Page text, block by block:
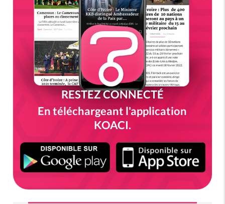
RESTEZ CONNECTÉ
En téléchargeant l'application
KOACI.